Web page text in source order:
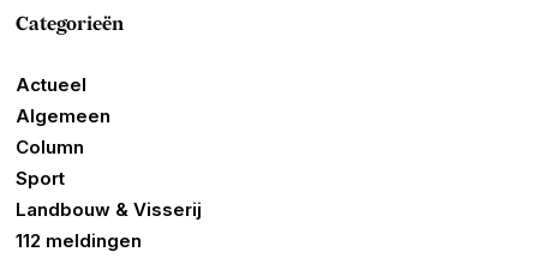
Categorieën
Actueel
Algemeen
Column
Sport
Landbouw & Visserij
112 meldingen